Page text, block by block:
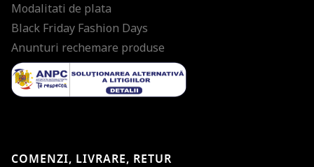
Modalitati de plata
Black Friday Fashion Days
Anunturi rechemare produse
COMENZI, LIVRARE, RETUR